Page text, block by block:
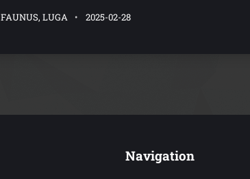
FAUNUS, LUGA 2025-02-28
Navigation